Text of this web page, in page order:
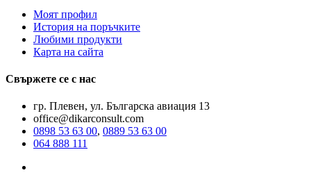
Моят профил
История на поръчките
Любими продукти
Карта на сайта
Свържете се с нас
гр. Плевен, ул. Българска авиация 13
office@dikarconsult.com
0898 53 63 00, 0889 53 63 00
064 888 111